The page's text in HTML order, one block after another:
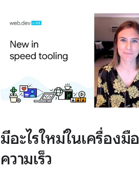
มีอะไรใหม่ในเครื่องมือ
ความเร็ว